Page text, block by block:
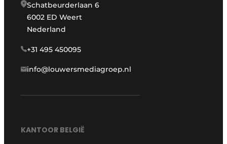
Schatbeurderlaan 6
6002 ED Weert
Nederland
+31 495 450095
info@louwersmediagroep.nl
KANTOOR BELGIË